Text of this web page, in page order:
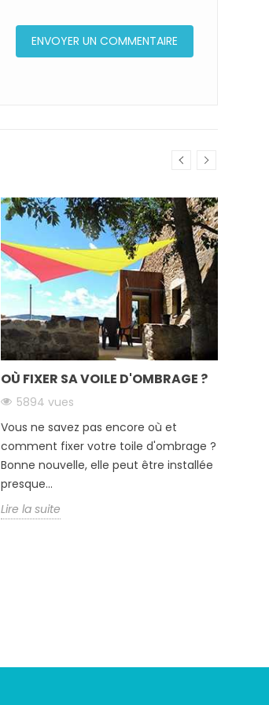
OÙ FIXER SA VOILE D'OMBRAGE ?
5894 vues
Vous ne savez pas encore où et
comment fixer votre toile d'ombrage ?
Bonne nouvelle, elle peut être installée
presque...
Lire la suite